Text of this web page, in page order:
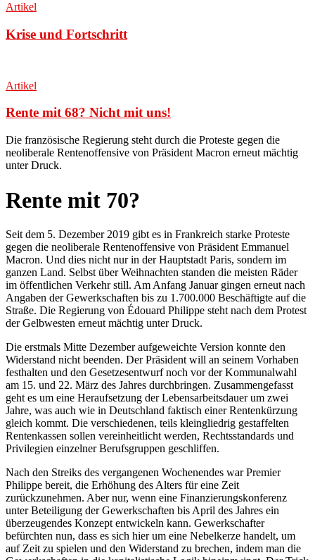
Artikel
Krise und Fortschritt
Artikel
Rente mit 68? Nicht mit uns!
Die französische Regierung steht durch die Proteste gegen die
neoliberale Rentenoffensive von Präsident Macron erneut mächtig
unter Druck.
Rente mit 70?
Seit dem 5. Dezember 2019 gibt es in Frankreich starke Proteste
gegen die neoliberale Rentenoffensive von Präsident Emmanuel
Macron. Und dies nicht nur in der Hauptstadt Paris, sondern im
ganzen Land. Selbst über Weihnachten standen die meisten Räder
im öffentlichen Verkehr still. Am Anfang Januar gingen erneut nach
Angaben der Gewerkschaften bis zu 1.700.000 Beschäftigte auf die
Straße. Die Regierung von Édouard Philippe steht nach dem Protest
der Gelbwesten erneut mächtig unter Druck.
Die erstmals Mitte Dezember aufgeweichte Version konnte den
Widerstand nicht beenden. Der Präsident will an seinem Vorhaben
festhalten und den Gesetzesentwurf noch vor der Kommunalwahl
am 15. und 22. März des Jahres durchbringen. Zusammengefasst
geht es um eine Heraufsetzung der Lebensarbeitsdauer um zwei
Jahre, was auch wie in Deutschland faktisch einer Rentenkürzung
gleich kommt. Die verschiedenen, teils kleingliedrig gestaffelten
Rentenkassen sollen vereinheitlicht werden, Rechtsstandards und
Privilegien einzelner Berufsgruppen geschliffen.
Nach den Streiks des vergangenen Wochenendes war Premier
Philippe bereit, die Erhöhung des Alters für eine Zeit
zurückzunehmen. Aber nur, wenn eine Finanzierungskonferenz
unter Beteiligung der Gewerkschaften bis April des Jahres ein
überzeugendes Konzept entwickeln kann. Gewerkschafter
befürchten nun, dass es sich hier um eine Nebelkerze handelt, um
auf Zeit zu spielen und den Widerstand zu brechen, indem man die